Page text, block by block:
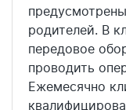
родителей. В
передовое
проводить
Ежемесячно